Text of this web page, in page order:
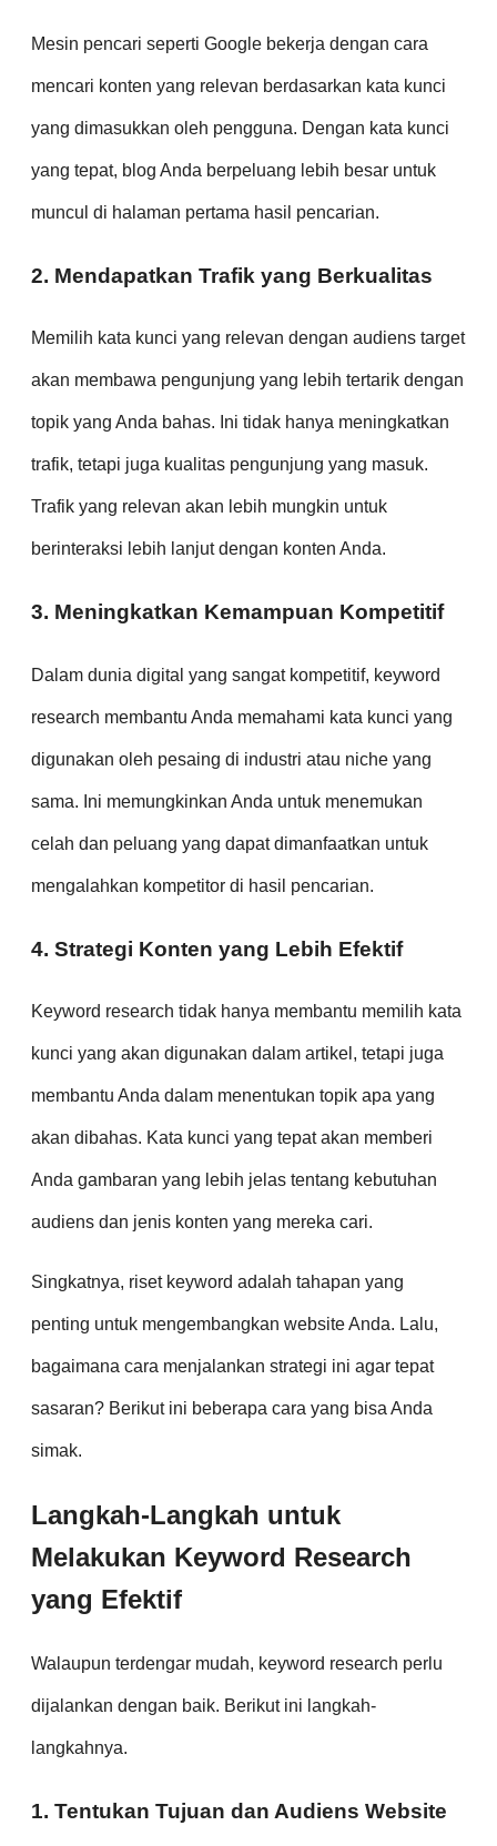
Mesin pencari seperti Google bekerja dengan cara
mencari konten yang relevan berdasarkan kata kunci
yang dimasukkan oleh pengguna. Dengan kata kunci
yang tepat, blog Anda berpeluang lebih besar untuk
muncul di halaman pertama hasil pencarian.
2. Mendapatkan Trafik yang Berkualitas
Memilih kata kunci yang relevan dengan audiens target
akan membawa pengunjung yang lebih tertarik dengan
topik yang Anda bahas. Ini tidak hanya meningkatkan
trafik, tetapi juga kualitas pengunjung yang masuk.
Trafik yang relevan akan lebih mungkin untuk
berinteraksi lebih lanjut dengan konten Anda.
3. Meningkatkan Kemampuan Kompetitif
Dalam dunia digital yang sangat kompetitif, keyword
research membantu Anda memahami kata kunci yang
digunakan oleh pesaing di industri atau niche yang
sama. Ini memungkinkan Anda untuk menemukan
celah dan peluang yang dapat dimanfaatkan untuk
mengalahkan kompetitor di hasil pencarian.
4. Strategi Konten yang Lebih Efektif
Keyword research tidak hanya membantu memilih kata
kunci yang akan digunakan dalam artikel, tetapi juga
membantu Anda dalam menentukan topik apa yang
akan dibahas. Kata kunci yang tepat akan memberi
Anda gambaran yang lebih jelas tentang kebutuhan
audiens dan jenis konten yang mereka cari.
Singkatnya, riset keyword adalah tahapan yang
penting untuk mengembangkan website Anda. Lalu,
bagaimana cara menjalankan strategi ini agar tepat
sasaran? Berikut ini beberapa cara yang bisa Anda
simak.
Langkah-Langkah untuk
Melakukan Keyword Research
yang Efektif
Walaupun terdengar mudah, keyword research perlu
dijalankan dengan baik. Berikut ini langkah-
langkahnya.
1. Tentukan Tujuan dan Audiens Website